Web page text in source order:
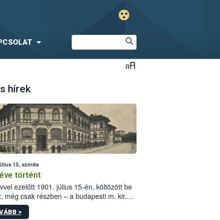
hírek
15, szerda
történt
ezelőtt 1901. július 15-én, költözött be
még csak részben – a budapesti m. kir.
állomás a Kis Rókus utca
alatti, Czigler Győző által tervezett új
>